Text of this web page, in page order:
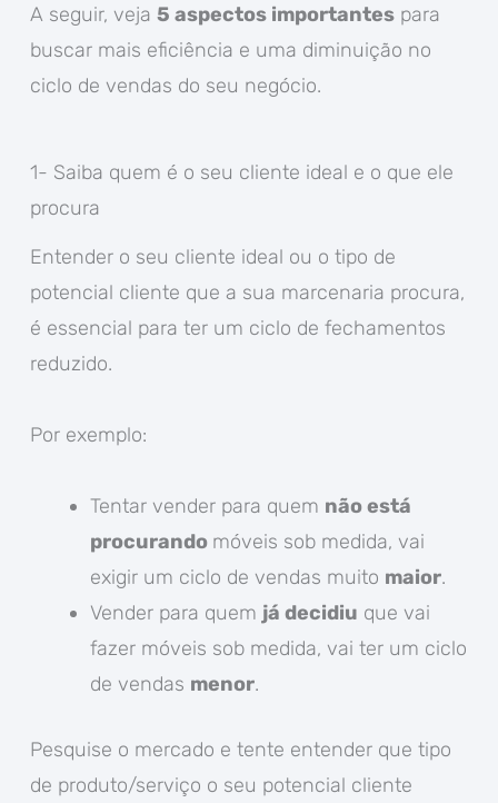
A seguir, veja 5 aspectos importantespara
buscar mais eficiência e uma diminuição no
ciclo de vendas do seu negócio.
1- Saiba quem é o seu cliente ideal e o que ele
procura
Entender o seu cliente ideal ou o tipo de
potencial cliente que a sua marcenaria procura,
é essencial para ter um ciclo de fechamentos
reduzido.
Por exemplo:
Tentar vender para quem não está
procurando móveis sob medida, vai
exigir um ciclo de vendas muito maior.
Vender para quem já decidiu que vai
fazer móveis sob medida, vai ter um ciclo
de vendas menor.
Pesquise o mercado e tente entender que tipo
de produto/serviço o seu potencial cliente